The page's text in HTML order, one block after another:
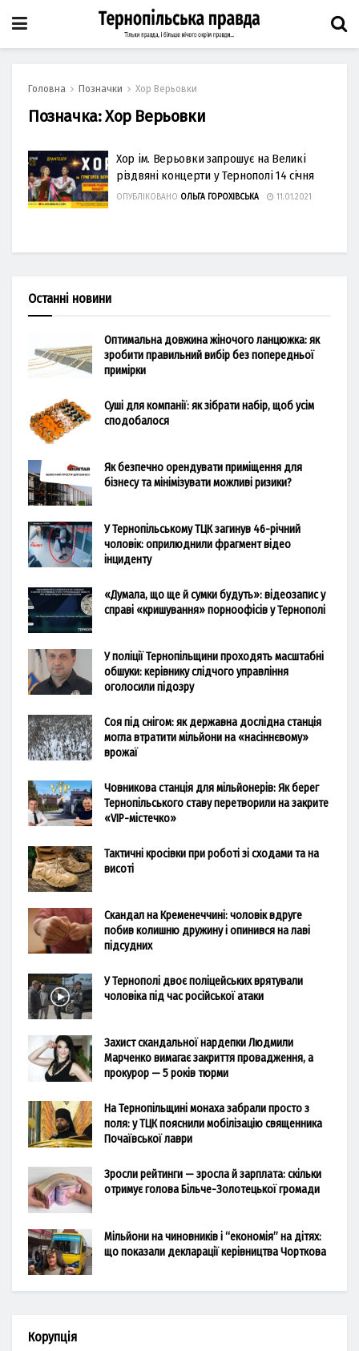
Головна Позначки Хор Верьовки
Позначка:Хор Верьовки
Хор ім. Верьовки запрошує на Великі
різдвяні концерти у Тернополі 14 січня
ОПУБЛІКОВАНО ОЛЬГА ГОРОХІВСЬКА 11.01.2021
Останні новини
Оптимальна довжина жіночого ланцюжка: як
зробити правильний вибір без попередньої
примірки
Суші для компанії: як зібрати набір, щоб усім
сподобалося
Як безпечно орендувати приміщення для
бізнесу та мінімізувати можливі ризики?
У Тернопільському ТЦК загинув 46-річний
чоловік: оприлюднили фрагмент відео
інциденту
«Думала, що ще й сумки будуть»: відеозапис у
справі «кришування» порноофісів у Тернополі
У поліції Тернопільщини проходять масштабні
обшуки: керівнику слідчого управління
оголосили підозру
Соя під снігом: як державна дослідна станція
могла втратити мільйони на «насіннєвому»
врожаї
Човникова станція для мільйонерів: Як берег
Тернопільського ставу перетворили на закрите
«VIP-містечко»
Тактичні кросівки при роботі зі сходами та на
висоті
Скандал на Кременеччині: чоловік вдруге
побив колишню дружину і опинився на лаві
підсудних
У Тернополі двоє поліцейських врятували
чоловіка під час російської атаки
Захист скандальної нардепки Людмили
Марченко вимагає закриття провадження, а
прокурор — 5 років тюрми
На Тернопільщині монаха забрали просто з
поля: у ТЦК пояснили мобілізацію священника
Почаївської лаври
Зросли рейтинги — зросла й зарплата: скільки
отримує голова Більче-Золотецької громади
Мільйони на чиновників і “економія” на дітях:
що показали декларації керівництва Чорткова
Корупція